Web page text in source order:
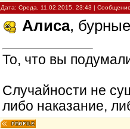
Дата: Среда, 11.02.2015, 23:43 |
Алиса,
То, что вы
Случайности не
либо наказание,